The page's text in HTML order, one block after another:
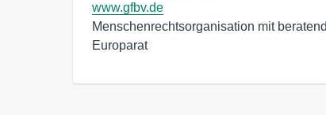
www.gfbv.de
Menschenrechtsorganisation mit
Europarat